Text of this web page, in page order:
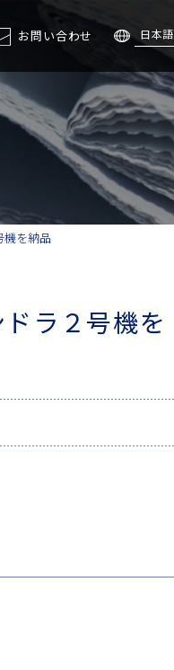
・ステレオカメラ
お問い合わせ 日本語
機を納品
ラ２号機を